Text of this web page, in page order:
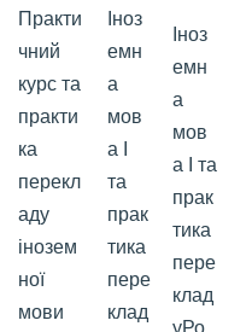
Практи
чний
курс та
практи
ка
перекл
аду
інозем
ної
мови
Іноз
емн
а
мов
а І
та
прак
тика
пере
клад
Іноз
емн
а
мов
а І та
прак
тика
пере
клад